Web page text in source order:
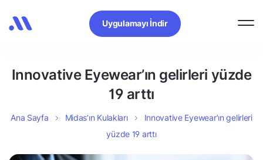
Uygulamayı İndir
Innovative Eyewear’ın gelirleri yüzde
19 arttı
Ana Sayfa Midas’ın Kulakları
Innovative Eyewear’ın gelirleri
yüzde 19 arttı